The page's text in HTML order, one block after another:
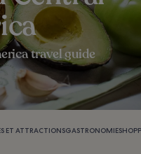
travel guide
ET ATTRACTIONSGASTRONOMIE